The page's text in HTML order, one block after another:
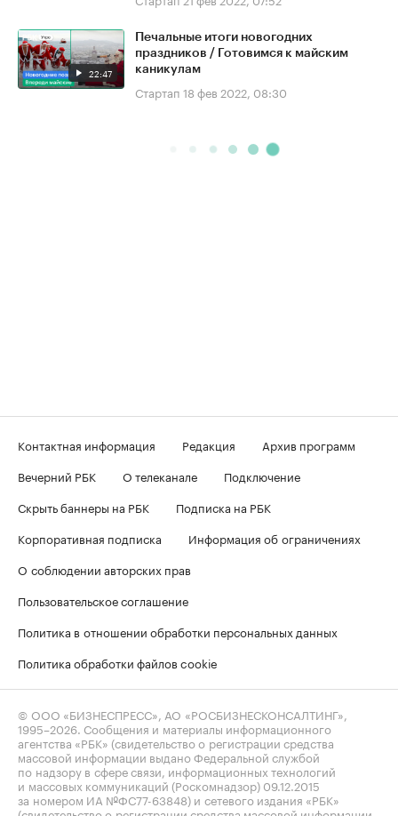
22:47
Печальные итоги новогодних
праздников / Готовимся к майским
каникулам
Стартап 18 фев 2022, 08:30
Контактная информация Редакция
Архив программ
Вечерний РБК
О телеканале
Подключение
Скрыть баннеры на РБК
Подписка на РБК
Корпоративная подписка
Информация об ограничениях
О соблюдении авторских прав
Пользовательское соглашение
Политика в отношении обработки персональных данных
Политика обработки файлов cookie
© ООО «БИЗНЕСПРЕСС», АО «РОСБИЗНЕСКОНСАЛТИНГ»,
1995–2026 . Сообщения и материалы информационного
агентства «РБК» (свидетельство о регистрации средства
массовой информации выдано Федеральной службой
по надзору в сфере связи, информационных технологий
и массовых коммуникаций (Роскомнадзор) 09.12.2015
за номером ИА №ФС77-63848) и сетевого издания «РБК»